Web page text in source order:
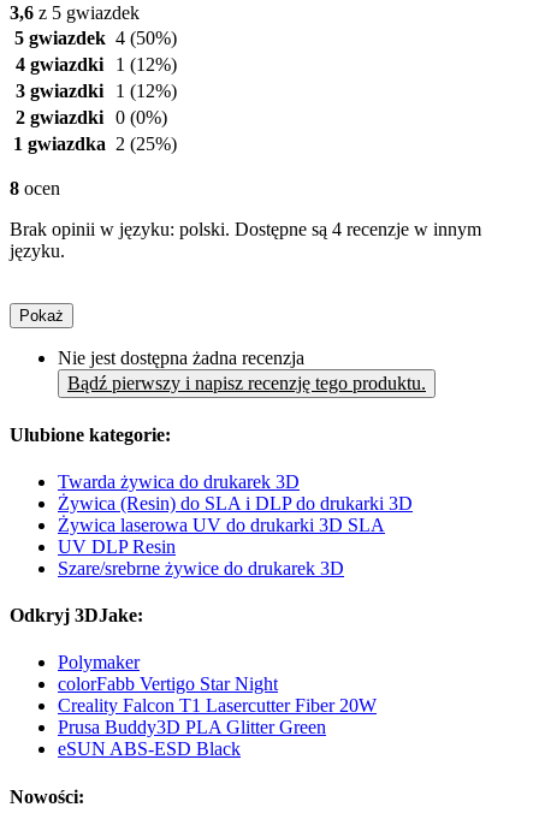
3,6 z 5 gwiazdek
5 gwiazdek 4 (50%)
4 gwiazdki
1 (12%)
3 gwiazdki
1 (12%)
2 gwiazdki 0 (0%)
1 gwiazdka 2 (25%)
8 ocen
Brak opinii w języku: polski. Dostępne są 4 recenzje w innym
języku.
Pokaż
Nie jest dostępna żadna recenzja
Bądź pierwszy i napisz recenzję tego produktu.
Ulubione kategorie:
Twarda żywica do drukarek 3D
Żywica (Resin) do SLA i DLP do drukarki 3D
Żywica laserowa UV do drukarki 3D SLA
UV DLP Resin
Szare/srebrne żywice do drukarek 3D
Odkryj 3DJake:
Polymaker
colorFabb Vertigo Star Night
Creality Falcon T1 Lasercutter Fiber 20W
Prusa Buddy3D PLA Glitter Green
eSUN ABS-ESD Black
Nowości: